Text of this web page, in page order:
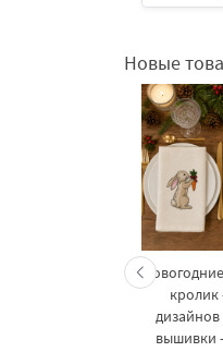
Новые
вышивки